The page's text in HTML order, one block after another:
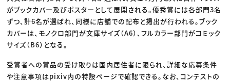
がブックカバー及びポスターとして展開される。優秀賞には各部門3名
ずつ、計6名が選ばれ、同様に店舗での配布と掲出が行われる。ブック
カバーは、モノクロ部門が文庫サイズ（A6）、フルカラー部門がコミック
サイズ（B6）となる。
受賞者への賞品の受け取りは国内居住者に限られ、詳細な応募条件
や注意事項はpixiv内の特設ページで確認できる。なお、コンテストの